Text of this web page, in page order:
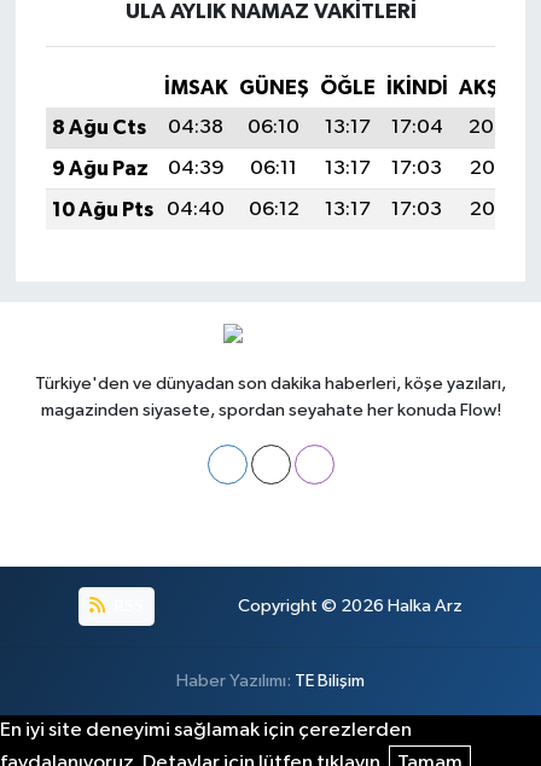
ULA AYLIK NAMAZ VAKITLERI
İMSAK GÜNEŞ ÖĞLE İKINDI
AKŞAM
8 Ağu Cts
04:38 06:10 13:17 17:04
20:14
9 Ağu Paz
04:39 06:11 13:17 17:03
20:13
10 Ağu Pts
04:40 06:12 13:17 17:03 20:12
Türkiye'den ve dünyadan son dakika haberleri, köşe yazıları,
magazinden siyasete, spordan seyahate her konuda Flow!
Copyright © 2026 Halka Arz
Haber Yazılımı: TE Bilişim
En iyi site deneyimi sağlamak için çerezlerden